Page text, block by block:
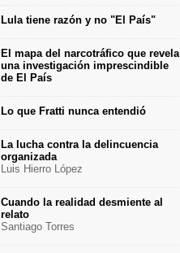
Lula tiene razón y no "El País"
El mapa del narcotráfico que revela
una investigación imprescindible
de El País
Lo que Fratti nunca entendió
La lucha contra la delincuencia
organizada
Luis Hierro López
Cuando la realidad desmiente al
relato
Santiago Torres